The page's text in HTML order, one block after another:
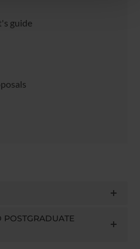
potrebbero combinarle
servizi.
guide